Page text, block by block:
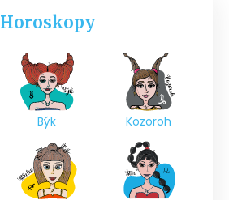
Horoskopy
Býk Kozoroh